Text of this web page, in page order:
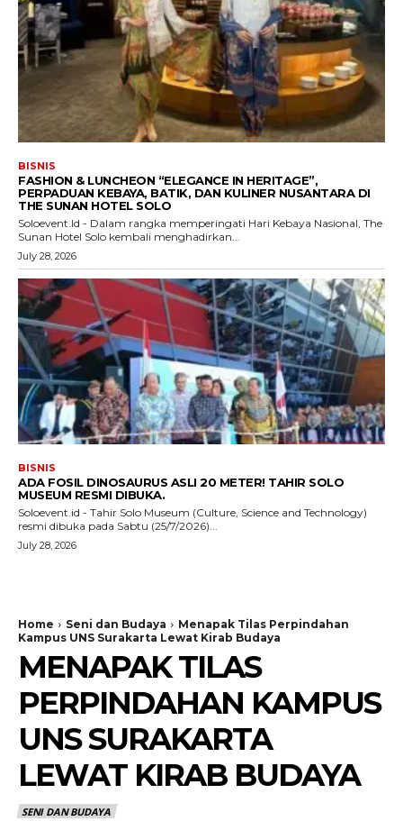
BISNIS
FASHION & LUNCHEON “ELEGANCE IN HERITAGE”,
PERPADUAN KEBAYA, BATIK, DAN KULINER NUSANTARA DI
THE SUNAN HOTEL SOLO
Soloevent.Id - Dalam rangka memperingati Hari Kebaya Nasional, The
Sunan Hotel Solo kembali menghadirkan...
July 28, 2026
BISNIS
ADA FOSIL DINOSAURUS ASLI 20 METER! TAHIR SOLO
MUSEUM RESMI DIBUKA.
Soloevent.id - Tahir Solo Museum (Culture, Science and Technology)
resmi dibuka pada Sabtu (25/7/2026)...
July 28, 2026